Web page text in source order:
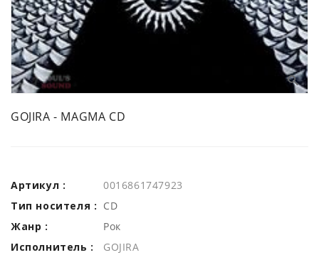
GOJIRA - MAGMA CD
Артикул :
0016861747923
Тип носителя : CD
Жанр :
Рок
Исполнитель :
GOJIRA